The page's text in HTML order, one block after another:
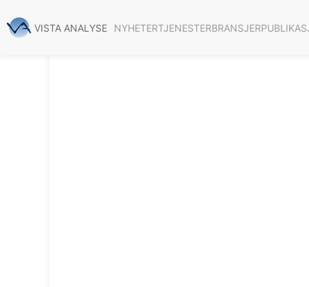
VISTA ANALYSE NYHETERTJENESTERBRANSJER